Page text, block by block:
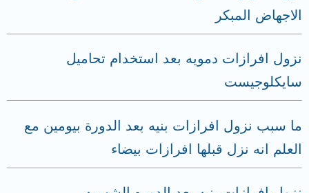
الاجهاض المبكر
نزول افرازات دمويه بعد استخدام تحاميل
سايكلوجيست
ما سبب نزول افرازات بنيه بعد الدورة بيومين مع
العلم انه نزل قبلها افرازات بيضاء